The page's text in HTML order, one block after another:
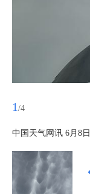
1 /4
中国天气网讯 6月8